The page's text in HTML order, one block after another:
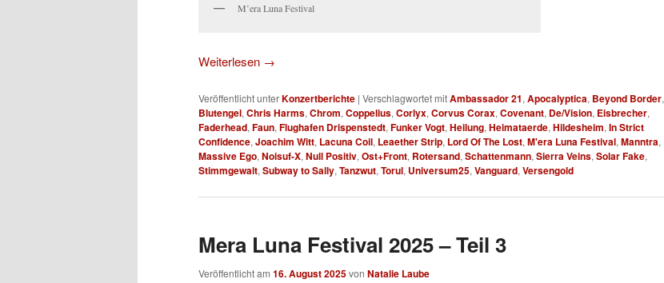
M’era Luna Festival
Weiterlesen →
Veröffentlicht unterKonzertberichte | Verschlagwortet mitAmbassador 21, Apocalyptica, Beyond Border,
Blutengel, Chris Harms, Chrom, Coppelius, Corlyx, Corvus Corax, Covenant, De/Vision, Eisbrecher,
Faderhead, Faun, Flughafen Drispenstedt, Funker Vogt, Heilung, Heimataerde, Hildesheim, In Strict
Confidence, Joachim Witt, Lacuna Coil, Leaether Strip, Lord Of The Lost, M'era Luna Festival, Manntra,
Massive Ego, Noisuf-X, Null Positiv, Ost+Front, Rotersand, Schattenmann, Sierra Veins, Solar Fake,
Stimmgewalt, Subway to Sally, Tanzwut, Torul, Universum25, Vanguard, Versengold
Mera Luna Festival 2025 – Teil 3
Veröffentlicht am 16. August 2025von Natalie Laube